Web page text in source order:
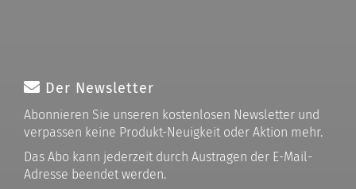
Der Newsletter
Abonnieren Sie unseren kostenlosen Newsletter und
verpassen keine Produkt-Neuigkeit oder Aktion mehr.
Das Abo kann jederzeit durch Austragen der E-Mail-
Adresse beendet werden.